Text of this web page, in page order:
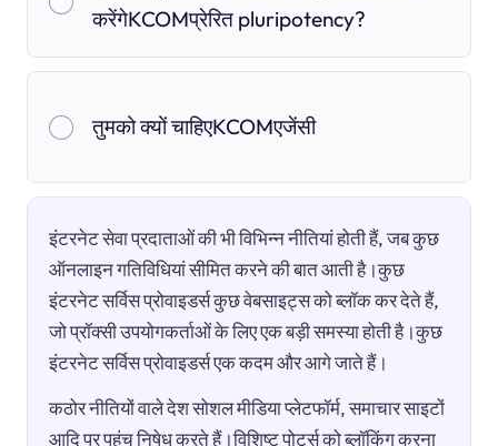
करेंगेKCOMप्रेरित pluripotency?
तुमको क्यों चाहिएKCOMएजेंसी
इंटरनेट सेवा प्रदाताओं की भी विभिन्न नीतियां होती हैं, जब कुछ
ऑनलाइन गतिविधियां सीमित करने की बात आती है।कुछ
इंटरनेट सर्विस प्रोवाइडर्स कुछ वेबसाइट्स को ब्लॉक कर देते हैं,
जो प्रॉक्सी उपयोगकर्ताओं के लिए एक बड़ी समस्या होती है।कुछ
इंटरनेट सर्विस प्रोवाइडर्स एक कदम और आगे जाते हैं।
कठोर नीतियों वाले देश सोशल मीडिया प्लेटफॉर्म, समाचार साइटों
आदि पर पहुंच निषेध करते हैं।विशिष्ट पोर्ट्स को ब्लॉकिंग करना